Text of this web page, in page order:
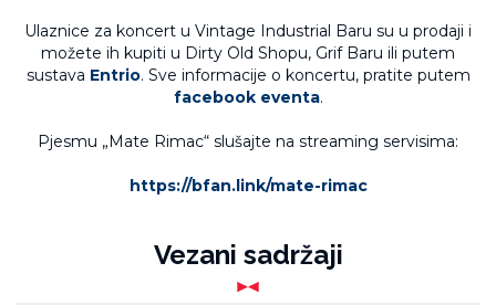
Ulaznice za koncert u Vintage Industrial Baru su u prodaji i
možete ih kupiti u Dirty Old Shopu, Grif Baru ili putem
sustava Entrio. Sve informacije o koncertu, pratite putem
facebook eventa.
Pjesmu „Mate Rimac“ slušajte na streaming servisima:
https://bfan.link/mate-rimac
Vezani sadržaji